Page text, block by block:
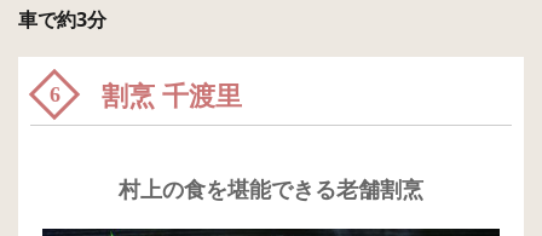
車で約3分
6 割烹 千渡里
村上の食を堪能できる老舗割烹